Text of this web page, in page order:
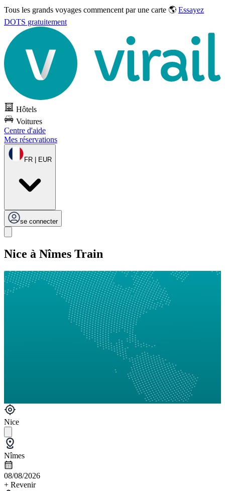
Tous les grands voyages commencent par une carte 🌎 Essayez
DOTS gratuitement
Hôtels
Voitures
Centre d'aide
Mes réservations
FR | EUR
se connecter
Nice à Nîmes Train
Nice
Nîmes
08/08/2026
+ Revenir